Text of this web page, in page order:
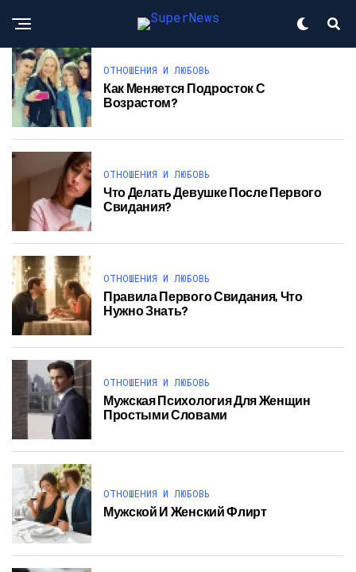
ОТНОШЕНИЯ И ЛЮБОВЬ
Как Меняется Подросток С
Возрастом?
ОТНОШЕНИЯ И ЛЮБОВЬ
Что Делать Девушке После Первого
Свидания?
ОТНОШЕНИЯ И ЛЮБОВЬ
Правила Первого Свидания, Что
Нужно Знать?
ОТНОШЕНИЯ И ЛЮБОВЬ
Мужская Психология Для Женщин
Простыми Словами
ОТНОШЕНИЯ И ЛЮБОВЬ
Мужской И Женский Флирт